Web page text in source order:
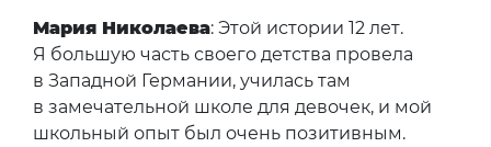
Мария Николаева: Этой истории 12 лет.
Я большую часть своего детства провела
в Западной Германии, училась там
в замечательной школе для девочек, и мой
школьный опыт был очень позитивным.